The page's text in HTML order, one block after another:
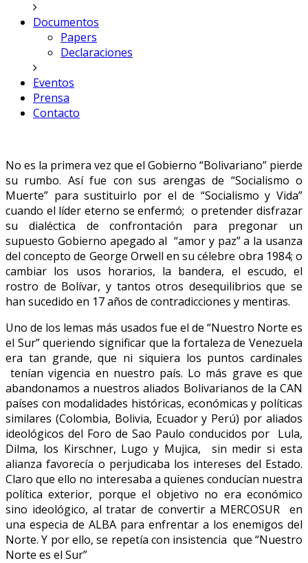
Documentos
Papers
Declaraciones
Eventos
Prensa
Contacto
No es la primera vez que el Gobierno “Bolivariano” pierde
su rumbo. Así fue con sus arengas de “Socialismo o
Muerte” para sustituirlo por el de “Socialismo y Vida”
cuando el líder eterno se enfermó; o pretender disfrazar
su dialéctica de confrontación para pregonar un
supuesto Gobierno apegado al “amor y paz” a la usanza
del concepto de George Orwell en su célebre obra 1984; o
cambiar los usos horarios, la bandera, el escudo, el
rostro de Bolívar, y tantos otros desequilibrios que se
han sucedido en 17 años de contradicciones y mentiras.
Uno de los lemas más usados fue el de “Nuestro Norte es
el Sur” queriendo significar que la fortaleza de Venezuela
era tan grande, que ni siquiera los puntos cardinales
tenían vigencia en nuestro país. Lo más grave es que
abandonamos a nuestros aliados Bolivarianos de la CAN
países con modalidades históricas, económicas y políticas
similares (Colombia, Bolivia, Ecuador y Perú) por aliados
ideológicos del Foro de Sao Paulo conducidos por Lula,
Dilma, los Kirschner, Lugo y Mujica, sin medir si esta
alianza favorecía o perjudicaba los intereses del Estado.
Claro que ello no interesaba a quienes conducían nuestra
política exterior, porque el objetivo no era económico
sino ideológico, al tratar de convertir a MERCOSUR en
una especia de ALBA para enfrentar a los enemigos del
Norte. Y por ello, se repetía con insistencia que “Nuestro
Norte es el Sur”